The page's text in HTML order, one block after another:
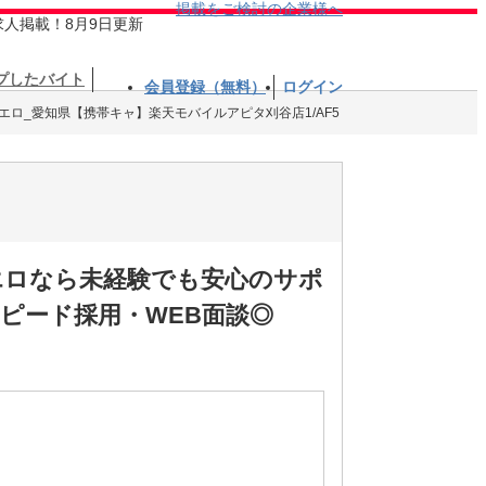
人掲載！8月9日更新
掲載をご検討の企業様へ
したバイト 会員登録（無料） ログイン
ロ_愛知県【携帯キャ】楽天モバイルアピタ刈谷店1/AF5
なら未経験でも安心のサポ
ード採用・WEB面談◎